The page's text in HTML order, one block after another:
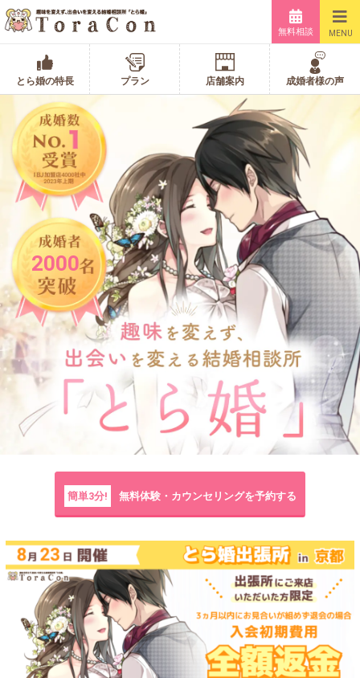
無料相談 MENU
とら婚の特長 プラン 店舗案内 成婚者様の声
2000
簡単3分! 無料体験・カウンセリングを予約する